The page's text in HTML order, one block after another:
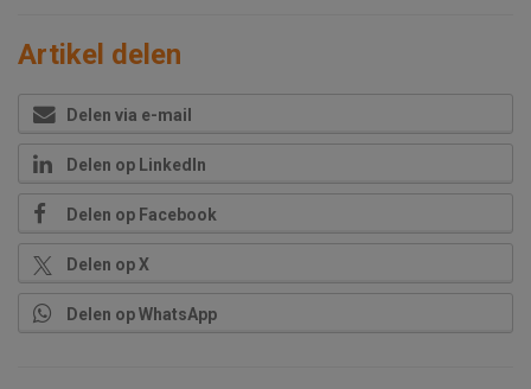
Artikel delen
Delen via e-mail
Delen op LinkedIn
Delen op Facebook
Delen op X
Delen op WhatsApp